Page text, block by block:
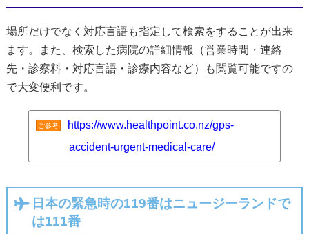
場所だけでなく対応言語も指定して検索をすることが出来
ます。また、検索した病院の詳細情報（営業時間・連絡
先・診察料・対応言語・診療内容など）も閲覧可能ですの
で大変便利です。
ご参考
https://www.healthpoint.co.nz/gps-
accident-urgent-medical-care/
日本の緊急時の119番はニュージーランドで
は111番